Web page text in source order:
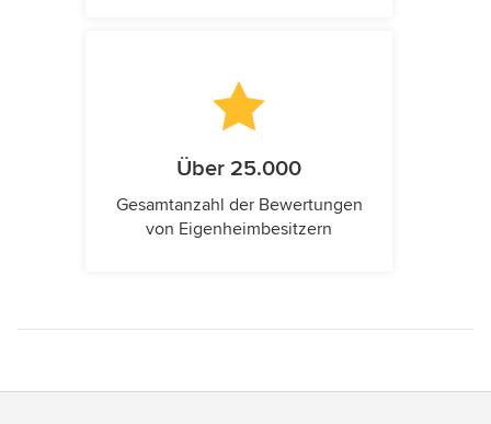
Über 25.000
Gesamtanzahl der Bewertungen
von Eigenheimbesitzern